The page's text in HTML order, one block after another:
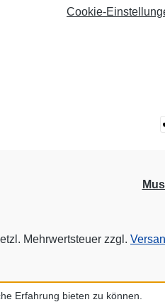
Cookie-
Mehrwertsteuer zzgl.
Erfahrung bieten zu können.